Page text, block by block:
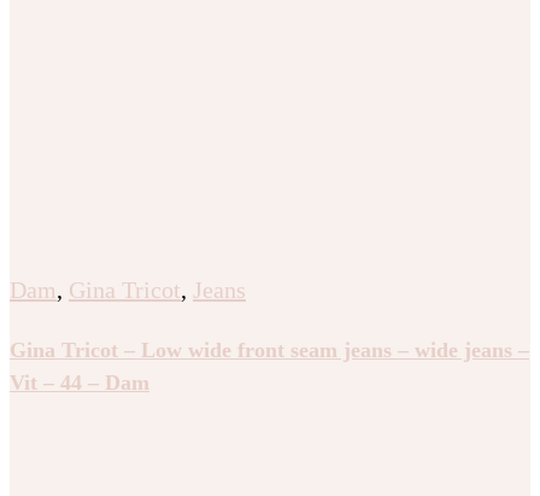
Dam, Gina Tricot, Jeans
Gina Tricot – Low wide front seam jeans – wide jeans –
Vit – 44 – Dam